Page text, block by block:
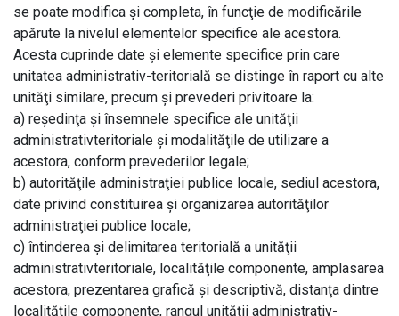
se poate modifica şi completa, în funcţie de modificările
apărute la nivelul elementelor specifice ale acestora.
Acesta cuprinde date şi elemente specifice prin care
unitatea administrativ-teritorială se distinge în raport cu alte
unităţi similare, precum şi prevederi privitoare la:
a) reşedinţa şi însemnele specifice ale unităţii
administrativteritoriale şi modalităţile de utilizare a
acestora, conform prevederilor legale;
b) autorităţile administraţiei publice locale, sediul acestora,
date privind constituirea şi organizarea autorităţilor
administraţiei publice locale;
c) întinderea şi delimitarea teritorială a unităţii
administrativteritoriale, localităţile componente, amplasarea
acestora, prezentarea grafică şi descriptivă, distanţa dintre
localităţile componente, rangul unităţii administrativ-